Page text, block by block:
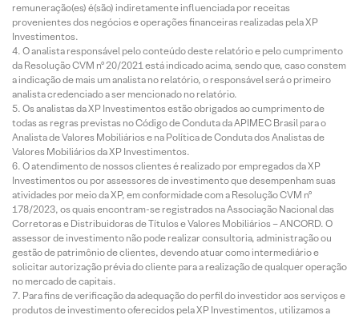
remuneração(es) é(são) indiretamente influenciada por receitas
provenientes dos negócios e operações financeiras realizadas pela XP
Investimentos.
O analista responsável pelo conteúdo deste relatório e pelo cumprimento
da Resolução CVM nº 20/2021 está indicado acima, sendo que, caso constem
a indicação de mais um analista no relatório, o responsável será o primeiro
analista credenciado a ser mencionado no relatório.
Os analistas da XP Investimentos estão obrigados ao cumprimento de
todas as regras previstas no Código de Conduta da APIMEC Brasil para o
Analista de Valores Mobiliários e na Política de Conduta dos Analistas de
Valores Mobiliários da XP Investimentos.
O atendimento de nossos clientes é realizado por empregados da XP
Investimentos ou por assessores de investimento que desempenham suas
atividades por meio da XP, em conformidade com a Resolução CVM nº
178/2023, os quais encontram-se registrados na Associação Nacional das
Corretoras e Distribuidoras de Títulos e Valores Mobiliários – ANCORD. O
assessor de investimento não pode realizar consultoria, administração ou
gestão de patrimônio de clientes, devendo atuar como intermediário e
solicitar autorização prévia do cliente para a realização de qualquer operação
no mercado de capitais.
Para fins de verificação da adequação do perfil do investidor aos serviços e
produtos de investimento oferecidos pela XP Investimentos, utilizamos a